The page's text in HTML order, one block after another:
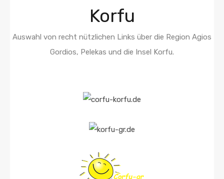
Korfu
Auswahl von recht nützlichen Links über die Region Agios
Gordios, Pelekas und die Insel Korfu.